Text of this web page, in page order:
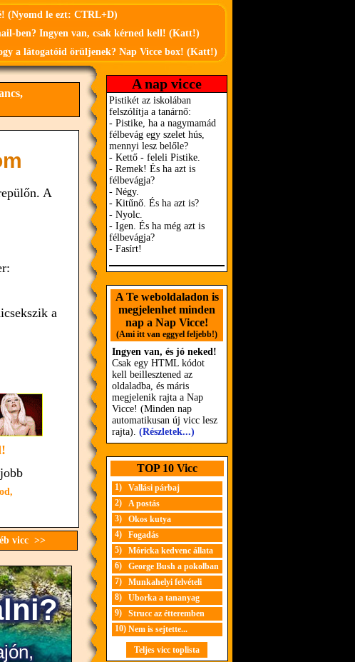
(Nyomd le ezt: CTRL+D)
ben? Ingyen van, csak kérned kell! (Katt!)
a látogatóid örüljenek? Nap Vicce box! (Katt!)
A
a
vicc >>
A nap vicce
A Te weboldaladon is
megjelenhet minden
nap a Nap Vicce!
(Ami itt van eggyel feljebb!)
Ingyen van, és jó neked!
Csak egy HTML kódot
kell beillesztened az
oldaladba, és máris
megjelenik rajta a Nap
Vicce! (Minden nap
automatikusan új vicc lesz
rajta). (Részletek...)
TOP 10 Vicc
1)
Vallási párbaj
2)
A postás
3)
Okos kutya
4)
Fogadás
5)
Móricka kedvenc állata
6)
George Bush a pokolban
7)
Munkahelyi felvételi
8)
Uborka a tananyag
9)
Strucc az étteremben
10) Nem is sejtette...
Teljes vicc toplista